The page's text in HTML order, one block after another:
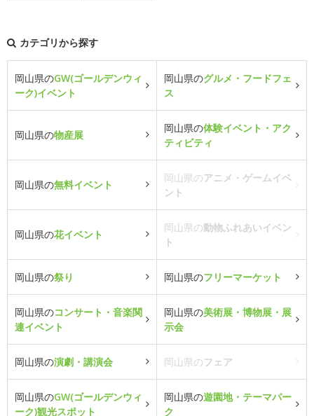
カテゴリから探す
岡山県のGW(ゴールデンウィ
ーク)イベント
岡山県のグルメ・フードフェ
ス
岡山県の物産展
岡山県の体験イベント・アク
ティビティ
岡山県の無料イベント
岡山県のアニメ・ゲームイベ
ント
岡山県の花イベント
岡山県の動物ふれあいイベン
ト
岡山県の祭り 岡山県のフリーマーケット
岡山県のコンサート・音楽関
連イベント
岡山県の美術展・博物展・展
示会
岡山県の演劇・講演会 岡山県のフェア
岡山県のGW(ゴールデンウィ
ーク)観光スポット
岡山県の遊園地・テーマパー
ク